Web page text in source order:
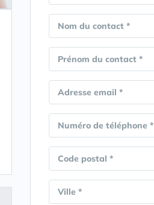
Nom du contact *
Prénom du contact *
Adresse email *
Numéro de téléphone *
Code postal *
Ville *